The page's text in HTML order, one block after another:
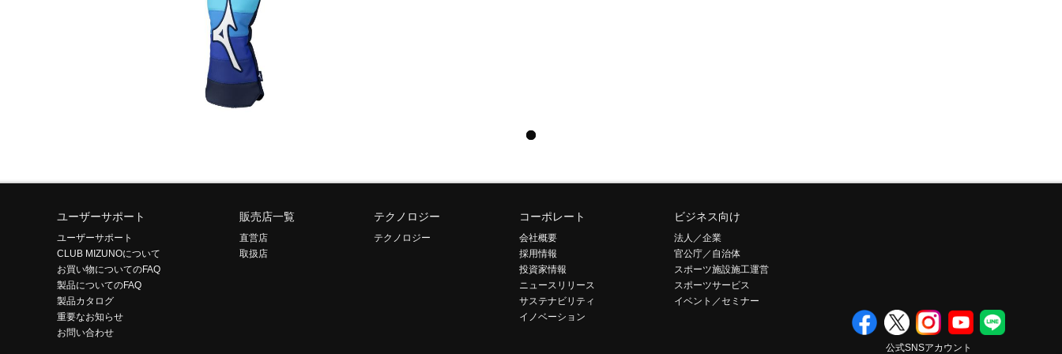
ユーザーサポート
ユーザーサポート
CLUB MIZUNOについて
お買い物についてのFAQ
製品についてのFAQ
製品カタログ
重要なお知らせ
お問い合わせ
販売店一覧
直営店
取扱店
テクノロジー
テクノロジー
コーポレート
会社概要
採用情報
投資家情報
ニュースリリース
サステナビリティ
イノベーション
ビジネス向け
法人／企業
官公庁／自治体
スポーツ施設施工運営
スポーツサービス
イベント／セミナー
公式SNSアカウント